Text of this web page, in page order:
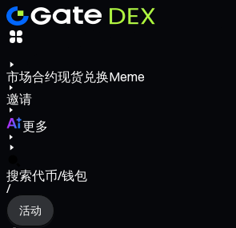
市场合约现货兑换Meme
邀请
更多
搜索代币/钱包
/
活动